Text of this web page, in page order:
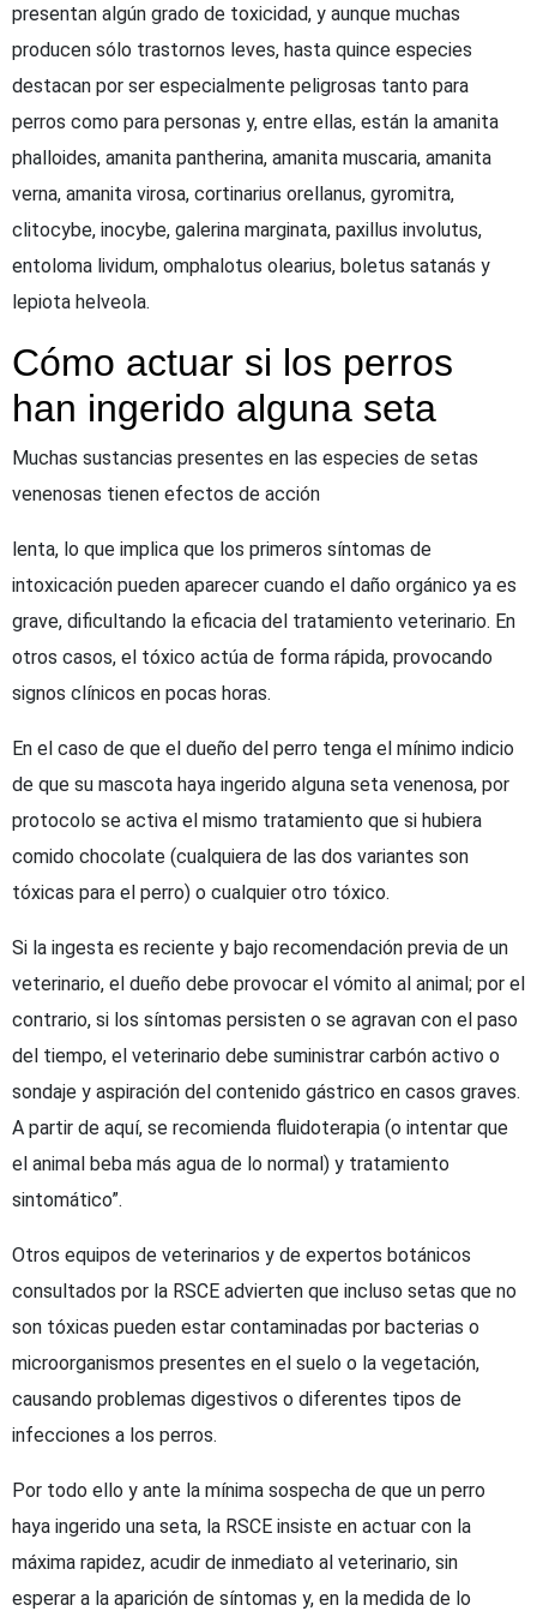
presentan algún grado de toxicidad, y aunque muchas
producen sólo trastornos leves, hasta quince especies
destacan por ser especialmente peligrosas tanto para
perros como para personas y, entre ellas, están la amanita
phalloides, amanita pantherina, amanita muscaria, amanita
verna, amanita virosa, cortinarius orellanus, gyromitra,
clitocybe, inocybe, galerina marginata, paxillus involutus,
entoloma lividum, omphalotus olearius, boletus satanás y
lepiota helveola.
Cómo actuar si los perros
han ingerido alguna seta
Muchas sustancias presentes en las especies de setas
venenosas tienen efectos de acción
lenta, lo que implica que los primeros síntomas de
intoxicación pueden aparecer cuando el daño orgánico ya es
grave, dificultando la eficacia del tratamiento veterinario. En
otros casos, el tóxico actúa de forma rápida, provocando
signos clínicos en pocas horas.
En el caso de que el dueño del perro tenga el mínimo indicio
de que su mascota haya ingerido alguna seta venenosa, por
protocolo se activa el mismo tratamiento que si hubiera
comido chocolate (cualquiera de las dos variantes son
tóxicas para el perro) o cualquier otro tóxico.
Si la ingesta es reciente y bajo recomendación previa de un
veterinario, el dueño debe provocar el vómito al animal; por el
contrario, si los síntomas persisten o se agravan con el paso
del tiempo, el veterinario debe suministrar carbón activo o
sondaje y aspiración del contenido gástrico en casos graves.
A partir de aquí, se recomienda fluidoterapia (o intentar que
el animal beba más agua de lo normal) y tratamiento
sintomático”.
Otros equipos de veterinarios y de expertos botánicos
consultados por la RSCE advierten que incluso setas que no
son tóxicas pueden estar contaminadas por bacterias o
microorganismos presentes en el suelo o la vegetación,
causando problemas digestivos o diferentes tipos de
infecciones a los perros.
Por todo ello y ante la mínima sospecha de que un perro
haya ingerido una seta, la RSCE insiste en actuar con la
máxima rapidez, acudir de inmediato al veterinario, sin
esperar a la aparición de síntomas y, en la medida de lo